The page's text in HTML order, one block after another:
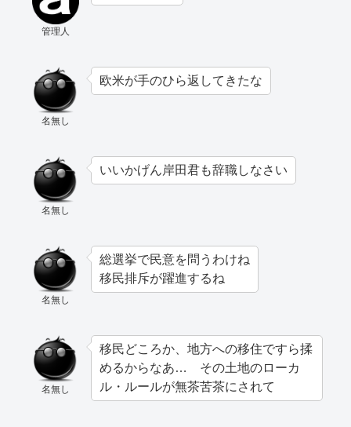
管理人
名無し
欧米が手のひら返してきたな
名無し
いいかげん岸田君も辞職しなさい
名無し
総選挙で民意を問うわけね
移民排斥が躍進するね
名無し
移民どころか、地方への移住ですら揉
めるからなあ… その土地のローカ
ル・ルールが無茶苦茶にされて